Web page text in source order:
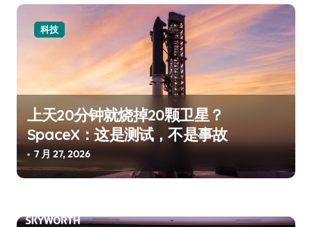
科技
上天20分钟就烧掉20颗卫星？
SpaceX：这是测试，不是事故
7 月 27, 2026